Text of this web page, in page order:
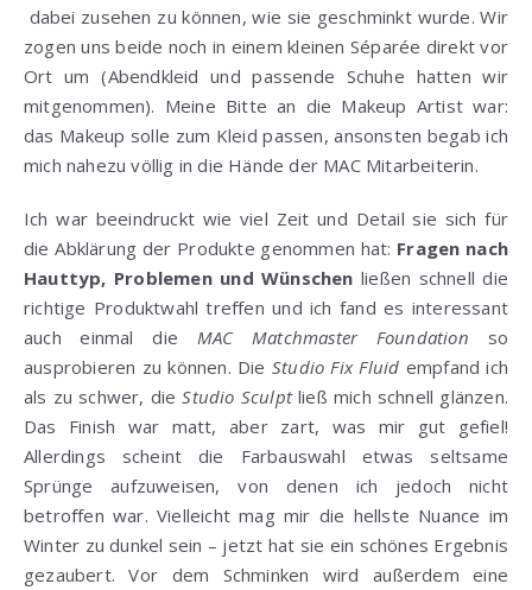
dabei zusehen zu können, wie sie geschminkt wurde. Wir
zogen uns beide noch in einem kleinen Séparée direkt vor
Ort um (Abendkleid und passende Schuhe hatten wir
mitgenommen). Meine Bitte an die Makeup Artist war:
das Makeup solle zum Kleid passen, ansonsten begab ich
mich nahezu völlig in die Hände der MAC Mitarbeiterin.
Ich war beeindruckt wie viel Zeit und Detail sie sich für
die Abklärung der Produkte genommen hat: Fragen nach
Hauttyp, Problemen und Wünschen ließen schnell die
richtige Produktwahl treffen und ich fand es interessant
auch einmal die MAC Matchmaster Foundation so
ausprobieren zu können. Die Studio Fix Fluid empfand ich
als zu schwer, dieStudio Sculptließ mich schnell glänzen.
Das Finish war matt, aber zart, was mir gut gefiel!
Allerdings scheint die Farbauswahl etwas seltsame
Sprünge aufzuweisen, von denen ich jedoch nicht
betroffen war. Vielleicht mag mir die hellste Nuance im
Winter zu dunkel sein – jetzt hat sie ein schönes Ergebnis
gezaubert. Vor dem Schminken wird außerdem eine